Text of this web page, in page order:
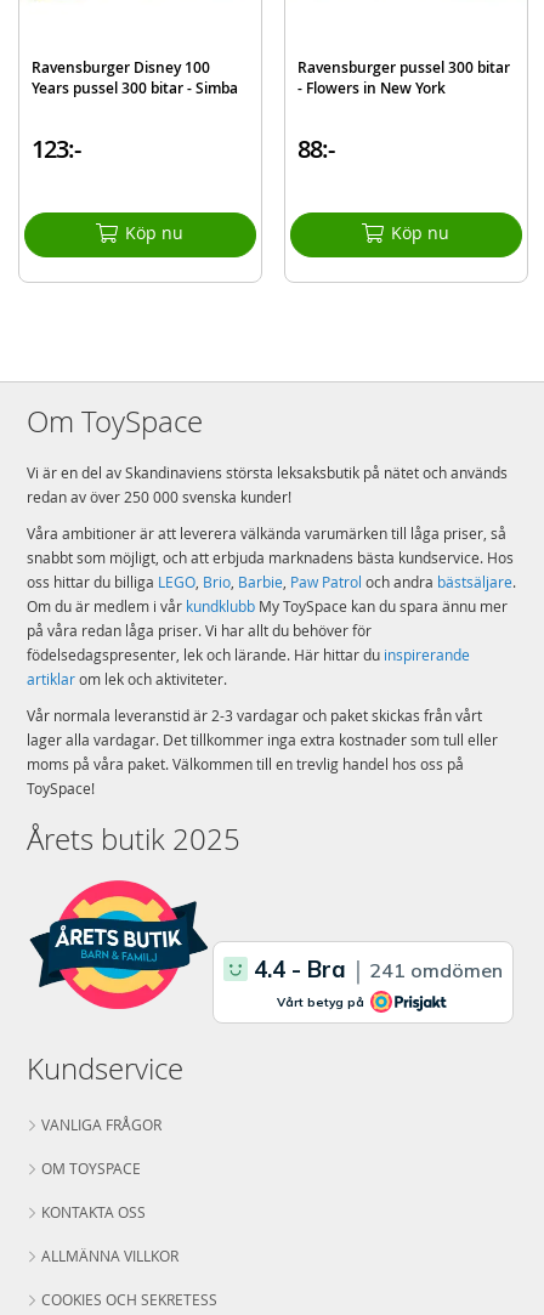
Ravensburger Disney 100
Years pussel 300 bitar - Simba
123:-
Köp nu
Ravensburger pussel 300 bitar
- Flowers in New York
88:-
Köp nu
Om ToySpace
Vi är en del av Skandinaviens största leksaksbutik på nätet och används
redan av över 250 000 svenska kunder!
Våra ambitioner är att leverera välkända varumärken till låga priser, så
snabbt som möjligt, och att erbjuda marknadens bästa kundservice. Hos
oss hittar du billiga LEGO, Brio, Barbie, Paw Patrol och andra bästsäljare.
Om du är medlem i vår kundklubb My ToySpace kan du spara ännu mer
på våra redan låga priser. Vi har allt du behöver för
födelsedagspresenter, lek och lärande. Här hittar du inspirerande
artiklarom lek och aktiviteter.
Vår normala leveranstid är 2-3 vardagar och paket skickas från vårt
lager alla vardagar. Det tillkommer inga extra kostnader som tull eller
moms på våra paket. Välkommen till en trevlig handel hos oss på
ToySpace!
Årets butik 2025
Kundservice
VANLIGA FRÅGOR
OM TOYSPACE
KONTAKTA OSS
ALLMÄNNA VILLKOR
COOKIES OCH SEKRETESS